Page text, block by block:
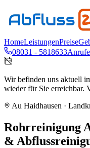
HomeLeistungenPreise
08031 - 5818633
Wir befinden uns aktuell
wieder für Sie erreichbar.
Au Haidhausen ·
Rohrreinigung
&